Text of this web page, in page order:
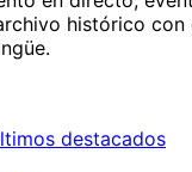
histórico con
destacados